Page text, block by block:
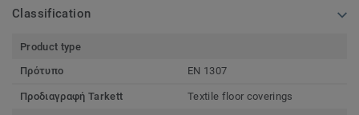
Classification
Product type
Πρότυπο
EN 1307
Προδιαγραφή Tarkett Textile floor coverings